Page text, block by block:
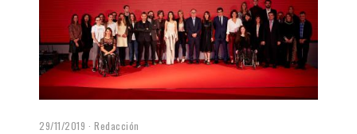
29/11/2019 Redacción